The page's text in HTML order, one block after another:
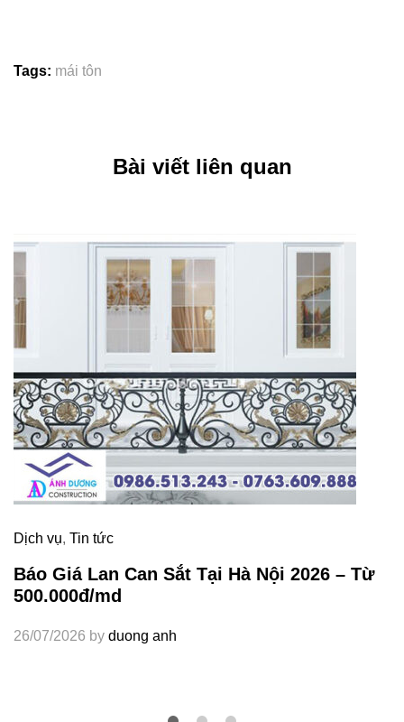
Tags: mái tôn
Bài viết liên quan
Dịch vụ, Tin tức
Báo Giá Lan Can Sắt Tại Hà Nội 2026 – Từ
500.000đ/md
26/07/2026 by duong anh